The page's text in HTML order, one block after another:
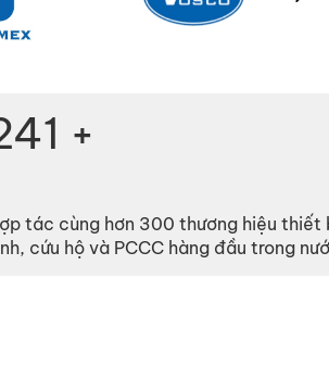
+
tác cùng hơn 300 thương hiệu
cứu hộ và PCCC hàng đầu trong